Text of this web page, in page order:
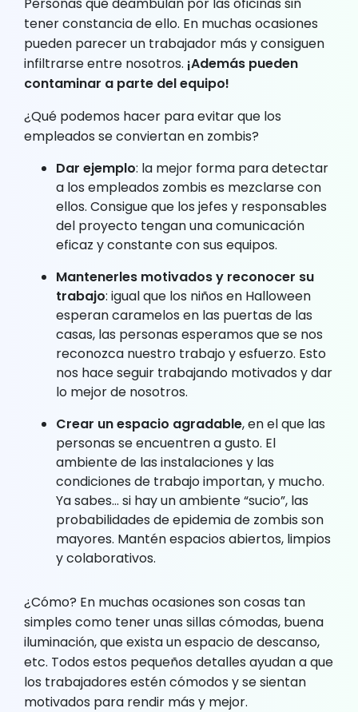
tener constancia de ello. En muchas ocasiones
pueden parecer un trabajador más y consiguen
infiltrarse entre nosotros. ¡Además pueden
contaminar a parte del equipo!
¿Qué podemos hacer para evitar que los
empleados se conviertan en zombis?
Dar ejemplo: la mejor forma para detectar
a los empleados zombis es mezclarse con
ellos. Consigue que los jefes y responsables
del proyecto tengan una comunicación
eficaz y constante con sus equipos.
Mantenerles motivados y reconocer su
trabajo: igual que los niños en Halloween
esperan caramelos en las puertas de las
casas, las personas esperamos que se nos
reconozca nuestro trabajo y esfuerzo. Esto
nos hace seguir trabajando motivados y dar
lo mejor de nosotros.
Crear un espacio agradable, en el que las
personas se encuentren a gusto. El
ambiente de las instalaciones y las
condiciones de trabajo importan, y mucho.
Ya sabes… si hay un ambiente “sucio”, las
probabilidades de epidemia de zombis son
mayores. Mantén espacios abiertos, limpios
y colaborativos.
¿Cómo? En muchas ocasiones son cosas tan
simples como tener unas sillas cómodas, buena
iluminación, que exista un espacio de descanso,
etc. Todos estos pequeños detalles ayudan a que
los trabajadores estén cómodos y se sientan
motivados para rendir más y mejor.